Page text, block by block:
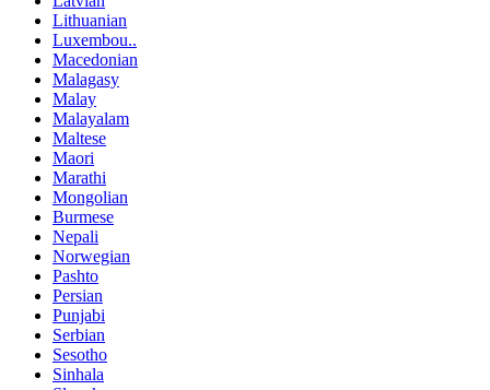
Lithuanian
Luxembou..
Macedonian
Malagasy
Malay
Malayalam
Maltese
Maori
Marathi
Mongolian
Burmese
Nepali
Norwegian
Pashto
Persian
Punjabi
Serbian
Sesotho
Sinhala